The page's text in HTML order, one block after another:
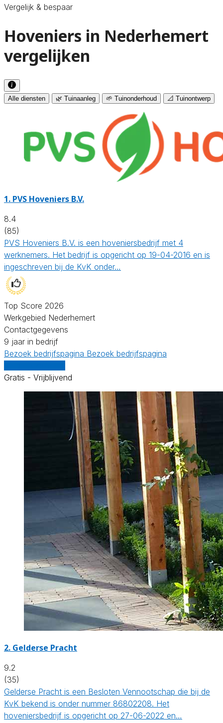
Vergelijk & bespaar
Hoveniers in Nederhemert
vergelijken
Alle diensten 🌿 Tuinaanleg 🌱 Tuinonderhoud 📐 Tuinontwerp
1. PVS Hoveniers B.V.
8.4
(85)
PVS Hoveniers B.V. is een hoveniersbedrijf met 4
werknemers. Het bedrijf is opgericht op 19-04-2016 en is
ingeschreven bij de KvK onder…
Top Score 2026
Werkgebied Nederhemert
Contactgegevens
9 jaar in bedrijf
Bezoek bedrijfspagina Bezoek bedrijfspagina
Gratis - Vrijblijvend
2. Gelderse Pracht
9.2
(35)
Gelderse Pracht is een Besloten Vennootschap die bij de
KvK bekend is onder nummer 86802208. Het
hoveniersbedrijf is opgericht op 27-06-2022 en…